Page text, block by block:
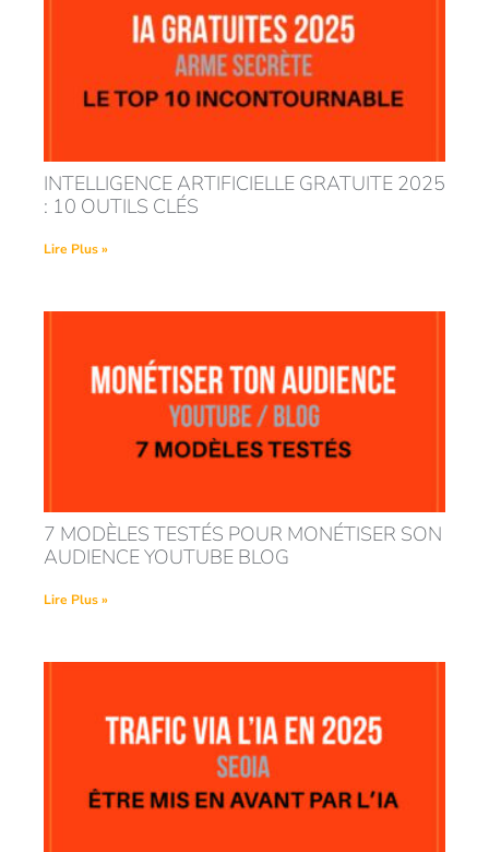
INTELLIGENCE ARTIFICIELLE GRATUITE 2025
: 10 OUTILS CLÉS
Lire Plus »
7 MODÈLES TESTÉS POUR MONÉTISER SON
AUDIENCE YOUTUBE BLOG
Lire Plus »